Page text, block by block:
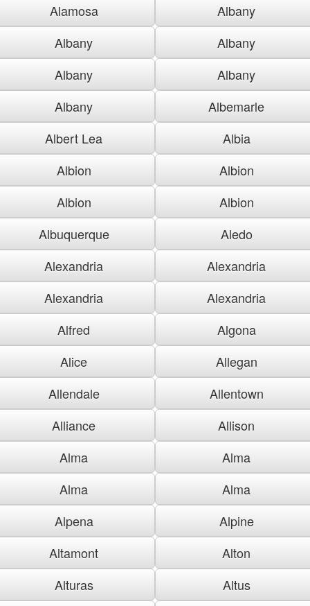
Alamosa
Albany
Albany
Albany
Albany
Albany
Albany
Albemarle
Albert Lea
Albia
Albion
Albion
Albion
Albion
Albuquerque
Aledo
Alexandria
Alexandria
Alexandria
Alexandria
Alfred
Algona
Alice
Allegan
Allendale
Allentown
Alliance
Allison
Alma
Alma
Alma
Alma
Alpena
Alpine
Altamont
Alton
Alturas
Altus